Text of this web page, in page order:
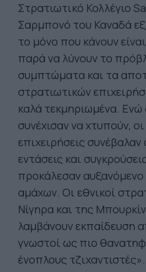
Στρατιωτικό Κολλέγιο
Σαρμπονό του Καναδά
το μόνο που κάνουν
παρά να λύνουν το
συμπτώματα και τα
στρατιωτικών
καλά τεκμηριωμένα. Ενώ
συνέχισαν να χτυπούν,
επιχειρήσεις συνέβαλαν
εντάσεις και
προκάλεσαν
αμάχων. Οι εθνικοί
Νίγηρα και της
λαμβάνουν εκπαίδευση
γνωστοί ως πιο
ένοπλους τζιχαντιστές».